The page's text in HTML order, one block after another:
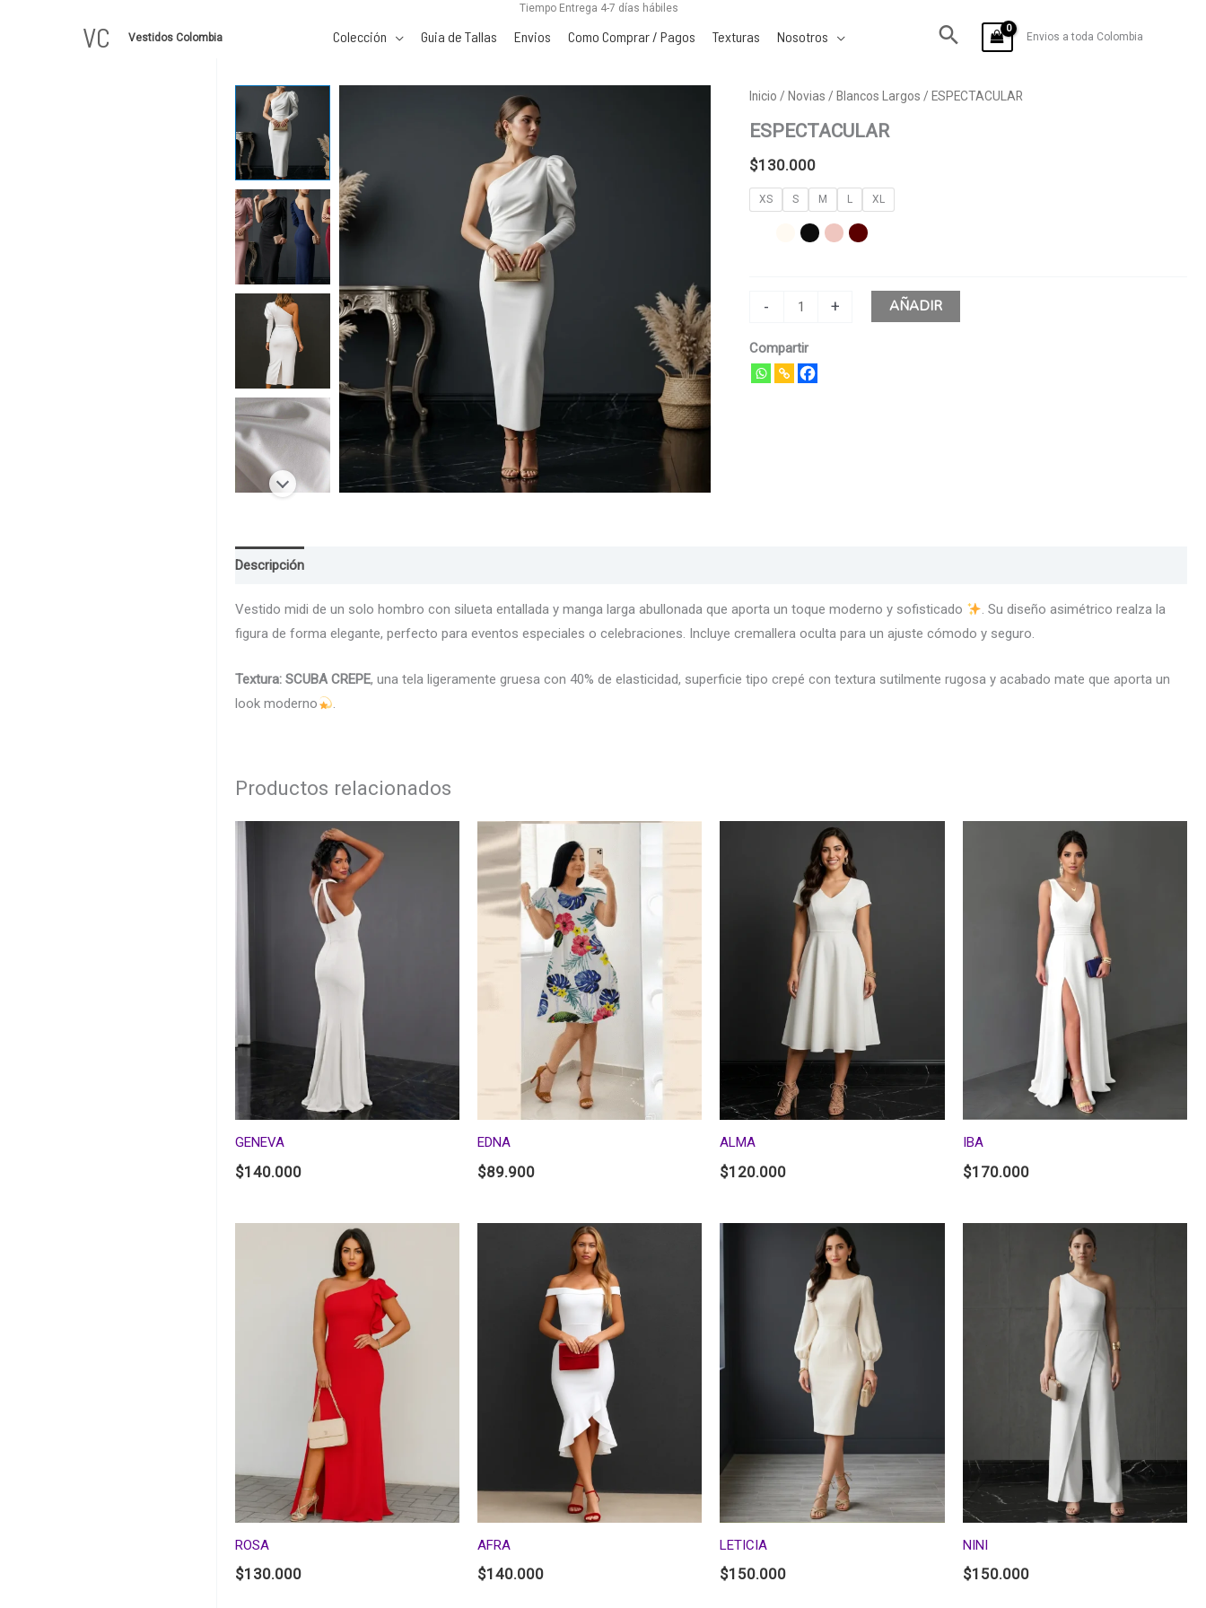
Tiempo Entrega 4-7 días hábiles
VC Vestidos Colombia Colección Guia de Tallas Envios Como Comprar / Pagos Texturas Nosotros Envios a toda Colombia
Inicio / Novias / Blancos Largos / ESPECTACULAR
ESPECTACULAR
$130.000
XS S M L XL
-
ESPECTACULAR
cantidad
+ AÑADIR
Compartir
Descripción
Vestido midi de un solo hombro con silueta entallada y manga larga abullonada que aporta un toque moderno y sofisticado
. Su diseño asimétrico realza la
figura de forma elegante, perfecto para eventos especiales o celebraciones. Incluye cremallera oculta para un ajuste cómodo y seguro.
Textura: SCUBA CREPE, una tela ligeramente gruesa con 40% de elasticidad, superficie tipo crepé con textura sutilmente rugosa y acabado mate que aporta un
look moderno
.
Productos relacionados
GENEVA
$140.000
EDNA
$89.900
ALMA
$120.000
IBA
$170.000
ROSA
$130.000
AFRA
$140.000
LETICIA
$150.000
NINI
$150.000